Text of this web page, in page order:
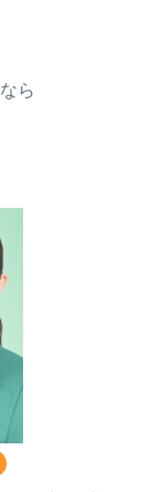
なら